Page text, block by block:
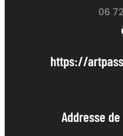
06
https://
Addresse